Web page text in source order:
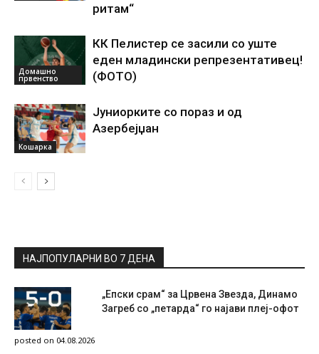
ритам“
Домашно
првенство
КК Пелистер се засили со уште
еден младински репрезентативец!
(ФОТО)
Кошарка
Јуниорките со пораз и од
Азербејџан
НАЈПОПУЛАРНИ ВО 7 ДЕНА
„Епски срам“ за Црвена Звезда, Динамо
Загреб со „петарда“ го најави плеј-офот
posted on 04.08.2026